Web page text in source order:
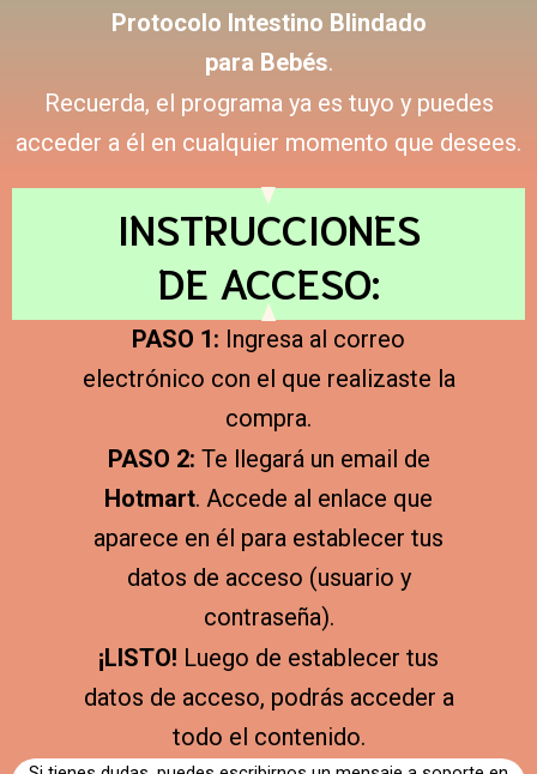
Protocolo Intestino Blindado
para Bebés.
Recuerda, el programa ya es tuyo y puedes
acceder a él en cualquier momento que desees.
INSTRUCCIONES
DE ACCESO:
PASO 1: Ingresa al correo
electrónico con el que realizaste la
compra.
PASO 2: Te llegará un email de
Hotmart. Accede al enlace que
aparece en él para establecer tus
datos de acceso (usuario y
contraseña).
¡LISTO! Luego de establecer tus
datos de acceso, podrás acceder a
todo el contenido.